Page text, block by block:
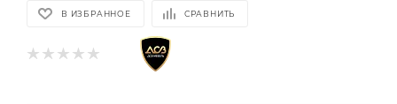
В ИЗБРАННОЕ СРАВНИТЬ